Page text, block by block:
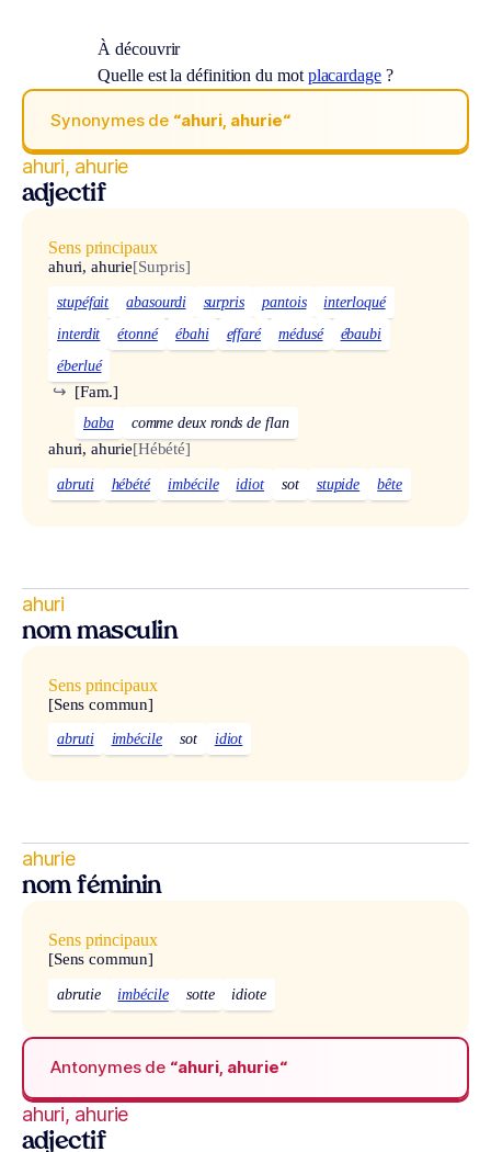
À découvrir
Quelle est la définition du mot placardage?
Synonymes de “ahuri, ahurie“
ahuri, ahurie
adjectif
Sens principaux
ahuri, ahurie[Surpris]
stupéfait abasourdi surpris pantois
interloqué
interdit
étonné ébahi effaré médusé
ébaubi
éberlué
[Fam.]
↪
baba comme deux ronds de flan
ahuri, ahurie[Hébété]
abruti hébété imbécile idiot sot stupide bête
ahuri
nom masculin
Sens principaux
[Sens commun]
abruti imbécile sot idiot
ahurie
nom féminin
Sens principaux
[Sens commun]
abrutie imbécile sotte idiote
Antonymes de “ahuri, ahurie“
ahuri, ahurie
adjectif